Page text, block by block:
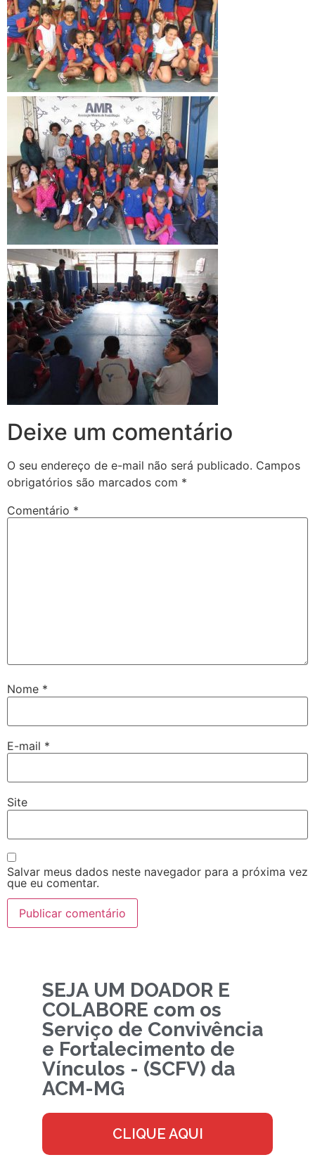
Deixe um comentário
O seu endereço de e-mail não será publicado. Campos
obrigatórios são marcados com *
Comentário *
Nome *
E-mail *
Site
Salvar meus dados neste navegador para a próxima vez
que eu comentar.
SEJA UM DOADOR E
COLABORE com os
Serviço de Convivência
e Fortalecimento de
Vínculos - (SCFV) da
ACM-MG
CLIQUE AQUI